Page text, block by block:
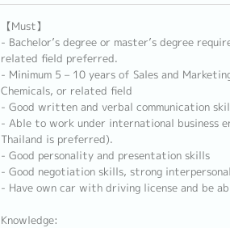
【Must】
- Bachelor’s degree or master’s degree
related field preferred.
- Minimum 5 – 10 years of Sales and
Chemicals, or related field
- Good written and verbal communication
- Able to work under international business
Thailand is preferred).
- Good personality and presentation skills
- Good negotiation skills, strong
- Have own car with driving license and be
Knowledge: